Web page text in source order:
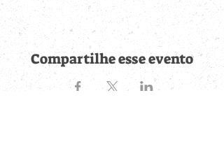
Compartilhe esse evento